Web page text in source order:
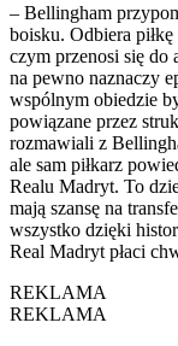
– Bellingham
boisku. Odbiera
czym przenosi się do
na pewno naznaczy
wspólnym obiedzie
powiązane przez
rozmawiali z
ale sam piłkarz
Realu Madryt. To
mają szansę na
wszystko dzięki
Real Madryt płaci
REKLAMA
REKLAMA